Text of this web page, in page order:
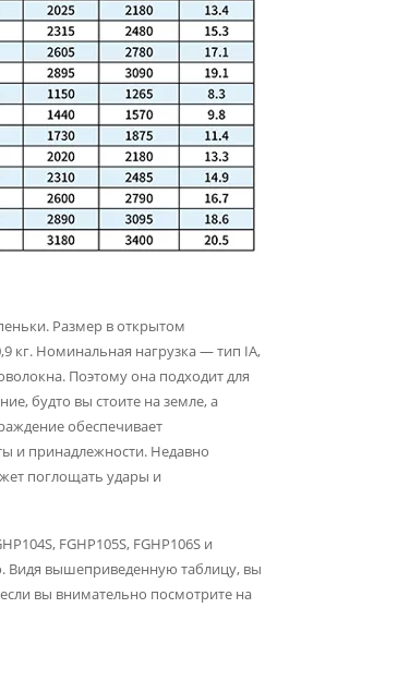
Размер в открытом
кг. Номинальная нагрузка — тип IA,
Поэтому она подходит для
будто вы стоите на земле, а
обеспечивает
и принадлежности. Недавно
поглощать удары и
FGHP105S, FGHP106S и
Видя вышеприведенную таблицу, вы
вы внимательно посмотрите на